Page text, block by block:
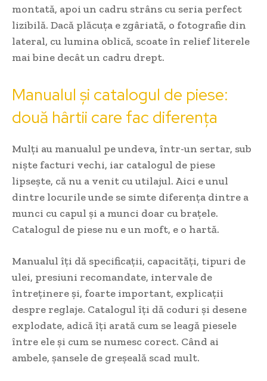
montată, apoi un cadru strâns cu seria perfect
lizibilă. Dacă plăcuța e zgâriată, o fotografie din
lateral, cu lumina oblică, scoate în relief literele
mai bine decât un cadru drept.
Manualul și catalogul de piese:
două hârtii care fac diferența
Mulți au manualul pe undeva, într-un sertar, sub
niște facturi vechi, iar catalogul de piese
lipsește, că nu a venit cu utilajul. Aici e unul
dintre locurile unde se simte diferența dintre a
munci cu capul și a munci doar cu brațele.
Catalogul de piese nu e un moft, e o hartă.
Manualul îți dă specificații, capacități, tipuri de
ulei, presiuni recomandate, intervale de
întreținere și, foarte important, explicații
despre reglaje. Catalogul îți dă coduri și desene
explodate, adică îți arată cum se leagă piesele
între ele și cum se numesc corect. Când ai
ambele, șansele de greșeală scad mult.